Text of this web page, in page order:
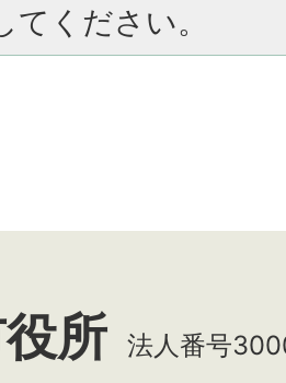
てください。
所 法人番号